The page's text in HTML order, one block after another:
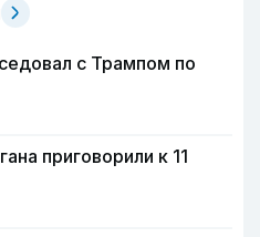
с Трампом по
приговорили к 11